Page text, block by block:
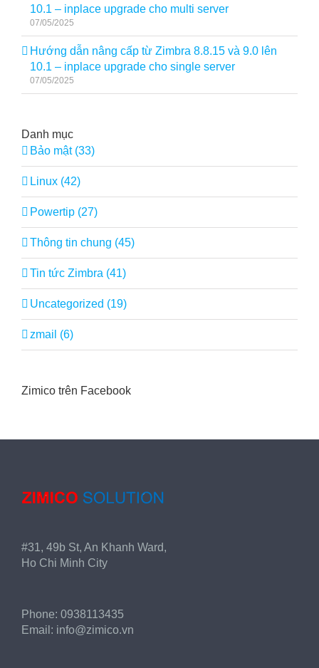
10.1 – inplace upgrade cho multi server
07/05/2025
Hướng dẫn nâng cấp từ Zimbra 8.8.15 và 9.0 lên
10.1 – inplace upgrade cho single server
07/05/2025
Danh mục
Bảo mật (33)
Linux (42)
Powertip (27)
Thông tin chung (45)
Tin tức Zimbra (41)
Uncategorized (19)
zmail (6)
Zimico trên Facebook
#31, 49b St, An Khanh Ward,
Ho Chi Minh City
Phone: 0938113435
Email: info@zimico.vn